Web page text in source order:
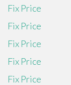
Fix Price
Fix Price
Fix Price
Fix Price
Fix Price